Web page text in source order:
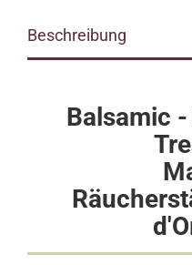
Beschreibung
Balsamic